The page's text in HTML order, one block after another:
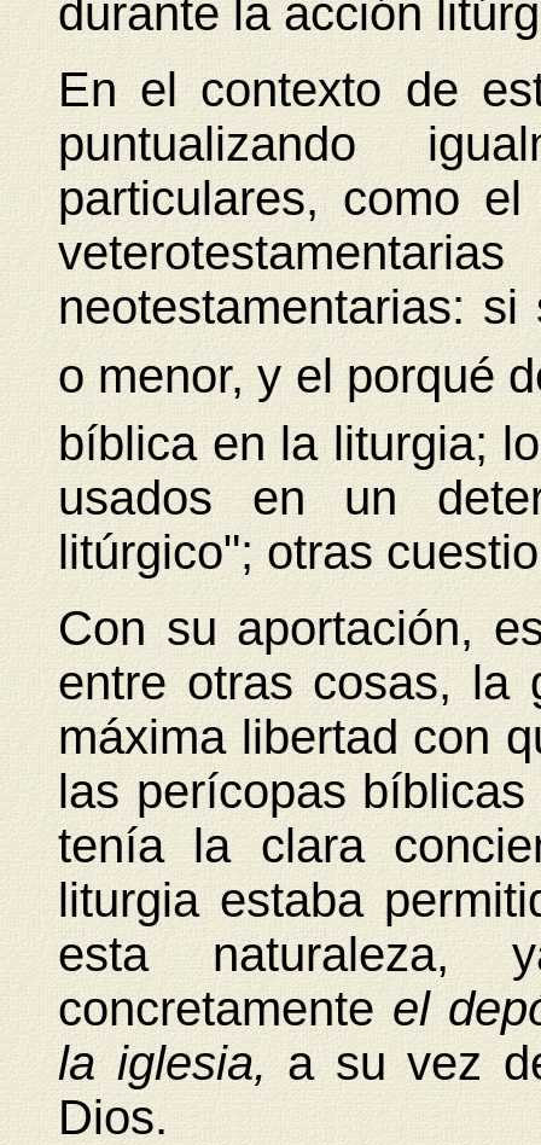
durante la acción
En el contexto de
puntualizando
particulares, como
neotestamentarias:
o menor, y el porqué
bíblica en la liturgia;
usados en un
litúrgico"; otras
Con su aportación,
entre otras cosas, la
máxima libertad con
las perícopas
tenía la clara
liturgia estaba
esta
concretamente el
la iglesia,a su vez
Dios.